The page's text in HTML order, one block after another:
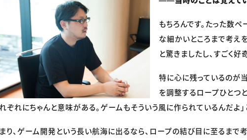
もちろんです。たった数
な細かいところまで考え
と驚きましたし、すごく
特に心に残っているのが
を調整するロープひとつ
ぞれにちゃんと意味がある。ゲームもそういう風に作られているんだよ」
り、ゲーム開発という長い航海に出るなら、ロープの結び目に至るまで